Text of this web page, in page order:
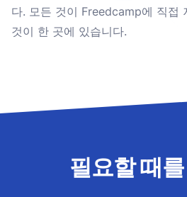
다. 모든 것이 Freedcamp에 직접
것이 한 곳에 있습니다.
필요할 때